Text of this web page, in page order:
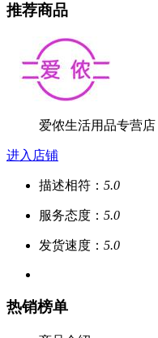
推荐商品
爱侬生活用品专营店
进入店铺
描述相符： 5.0
服务态度： 5.0
发货速度： 5.0
热销榜单